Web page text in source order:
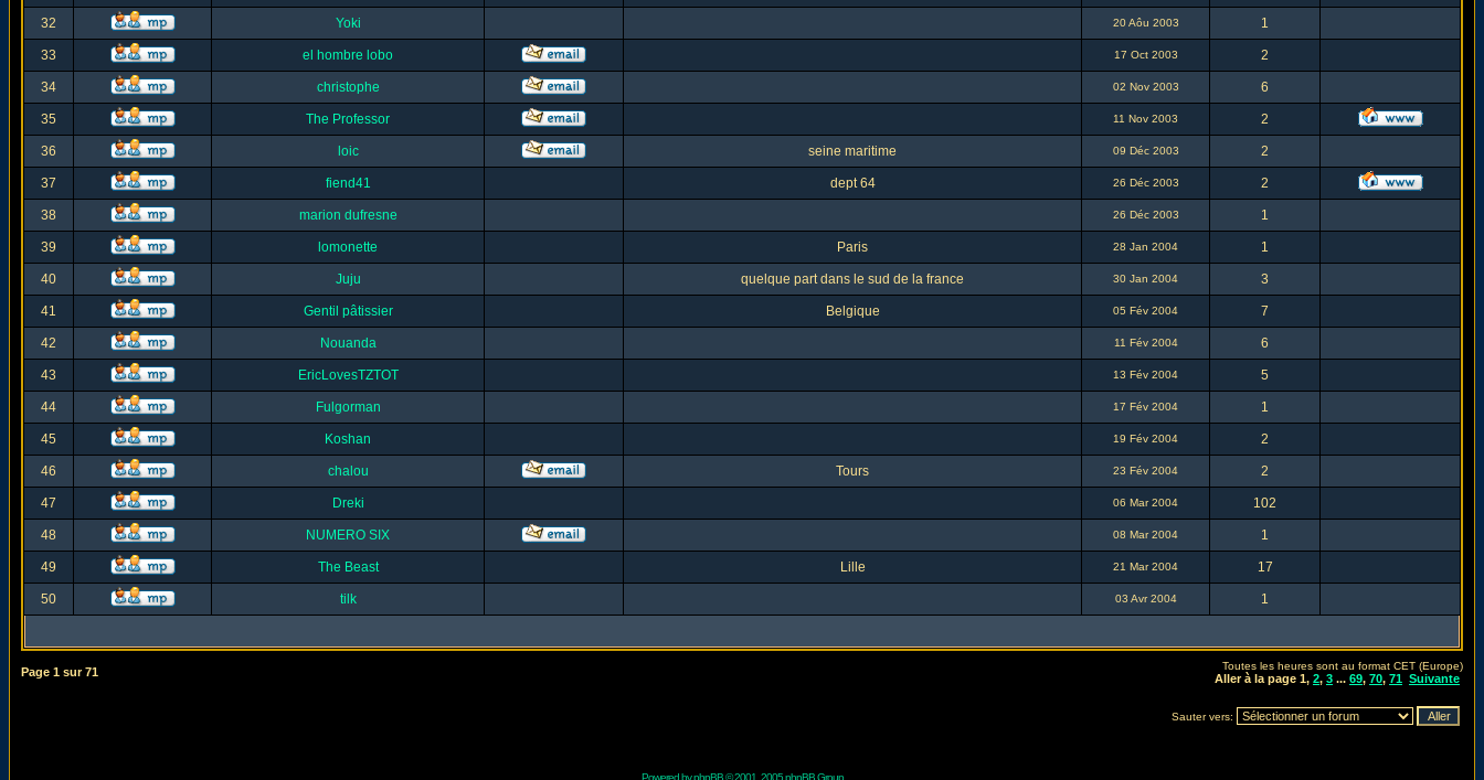
32 Yoki 20 Aôu 2003 1
33 el hombre lobo 17 Oct 2003 2
34 christophe 02 Nov 2003 6
35 The Professor 11 Nov 2003 2
36 loic seine maritime 09 Déc 2003 2
37 fiend41 dept 64 26 Déc 2003 2
38 marion dufresne 26 Déc 2003 1
39 lomonette Paris 28 Jan 2004 1
40 Juju quelque part dans le sud de la france 30 Jan 2004 3
41 Gentil pâtissier Belgique 05 Fév 2004 7
42 Nouanda 11 Fév 2004 6
43 EricLovesTZTOT 13 Fév 2004 5
44 Fulgorman 17 Fév 2004 1
45 Koshan 19 Fév 2004 2
46 chalou Tours 23 Fév 2004 2
47 Dreki 06 Mar 2004 102
48 NUMERO SIX 08 Mar 2004 1
49 The Beast Lille 21 Mar 2004 17
50 tilk 03 Avr 2004 1
Page 1 sur71 Toutes les heures sont au format CET (Europe)
Aller à la page 1, 2, 3 ... 69, 70, 71 Suivante
Sauter vers:
Powered byphpBB© 2001, 2005 phpBB Group